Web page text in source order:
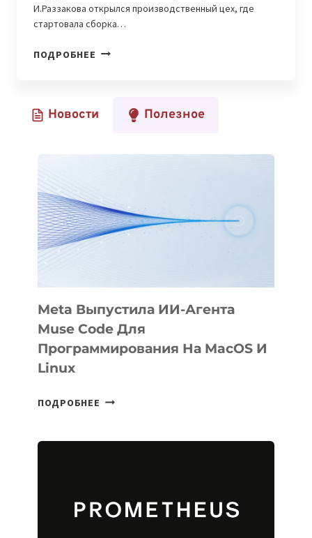
И.Раззакова открылся производственный цех, где
стартовала сборка…
ПОДРОБНЕЕ КЫРГЫЗСКИЙ
ЗАПУСТИЛ
Новости Полезное
Meta Выпустила ИИ-Агента
Muse Code Для
Программирования На MacOS И
Linux
ПОДРОБНЕЕ META
ДЛЯ
ПРОГРАММИРОВАНИЯ